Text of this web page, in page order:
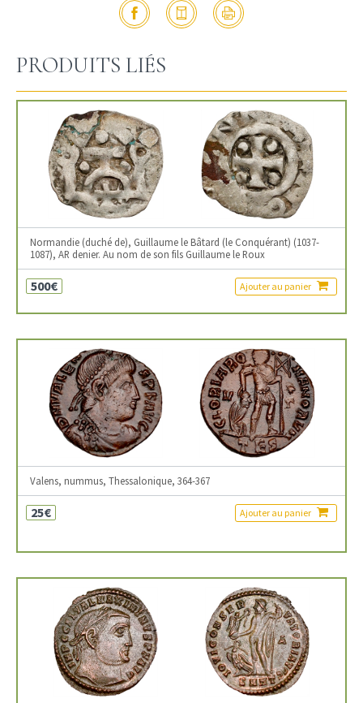
PRODUITS LIÉS
Normandie (duché de), Guillaume le Bâtard (le Conquérant) (1037-
1087), AR denier. Au nom de son fils Guillaume le Roux
500€ Ajouter au panier
Valens, nummus, Thessalonique, 364-367
25€ Ajouter au panier